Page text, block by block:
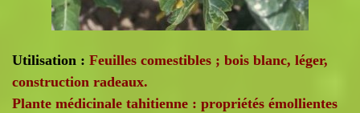
Utilisation : Feuilles comestibles ; bois blanc, léger,
construction radeaux.
Plante médicinale tahitienne : propriétés émollientes